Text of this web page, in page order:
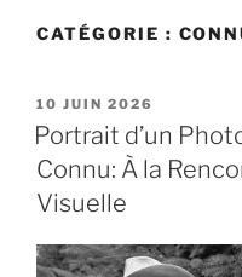
CATÉGORIE :
PUBLIÉ
LE
10 JUIN 2026
Portrait d’un
Connu: À la
Visuelle